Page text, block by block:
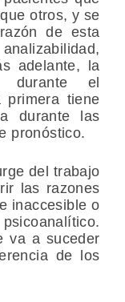
otros, y se
de esta
adelante, la
durante el
primera tiene
durante las
pronóstico.
del trabajo
las razones
inaccesible o
va a suceder
de los